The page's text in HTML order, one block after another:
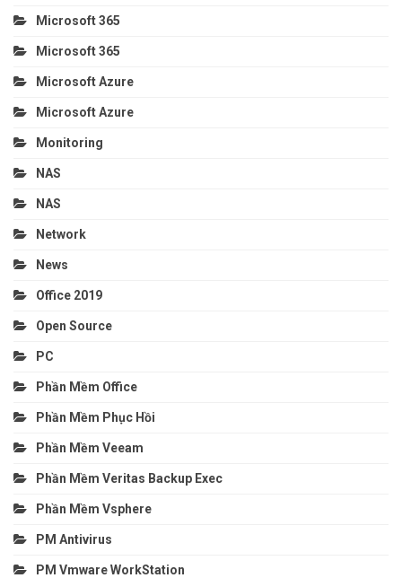
Microsoft 365
Microsoft 365
Microsoft Azure
Microsoft Azure
Monitoring
NAS
NAS
Network
News
Office 2019
Open Source
PC
Phần Mềm Office
Phần Mềm Phục Hồi
Phần Mềm Veeam
Phần Mềm Veritas Backup Exec
Phần Mềm Vsphere
PM Antivirus
PM Vmware WorkStation